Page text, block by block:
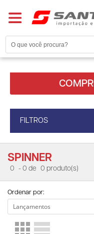
FILTROS
SPINNER
0 - 0 de 0 produto(s)
Ordenar por: